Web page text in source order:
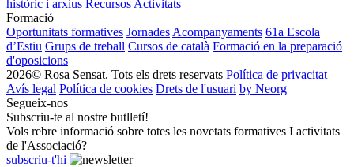
històric i arxius Recursos Activitats
Formació
Oportunitats formatives Jornades Acompanyaments 61a Escola
d’Estiu Grups de treball Cursos de català Formació en la preparació
d'oposicions
2026© Rosa Sensat. Tots els drets reservats Política de privacitat
Avís legal Política de cookies Drets de l'usuari by Neorg
Segueix-nos
Subscriu-te al nostre butlletí!
Vols rebre informació sobre totes les novetats formatives I activitats
de l'Associació?
subscriu-t'hi